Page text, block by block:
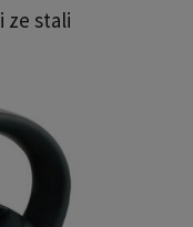
ze stali